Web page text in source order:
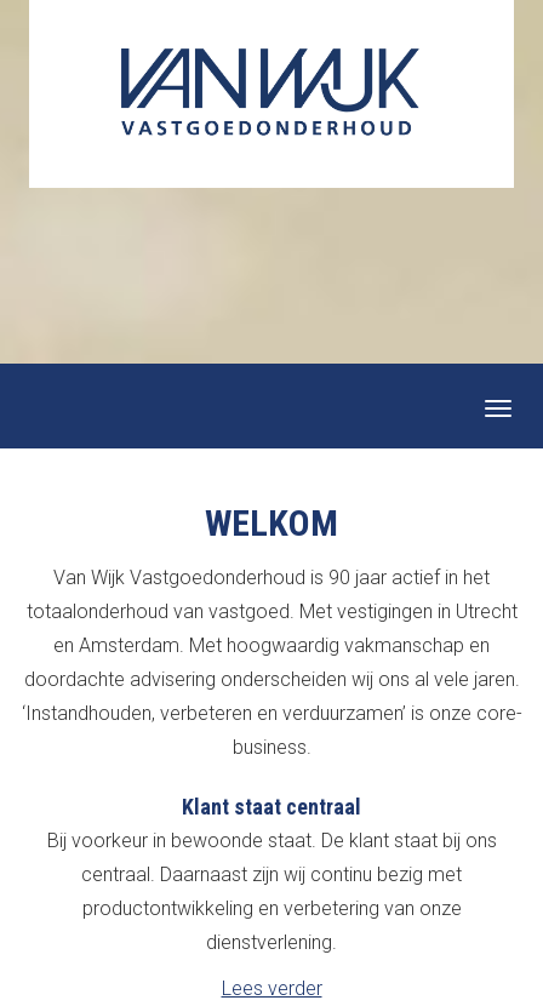
WELKOM
Van Wijk Vastgoedonderhoud is 90 jaar actief in het
totaalonderhoud van vastgoed. Met vestigingen in Utrecht
en Amsterdam. Met hoogwaardig vakmanschap en
doordachte advisering onderscheiden wij ons al vele jaren.
‘Instandhouden, verbeteren en verduurzamen’ is onze core-
business.
Klant staat centraal
Bij voorkeur in bewoonde staat. De klant staat bij ons
centraal. Daarnaast zijn wij continu bezig met
productontwikkeling en verbetering van onze
dienstverlening.
Lees verder